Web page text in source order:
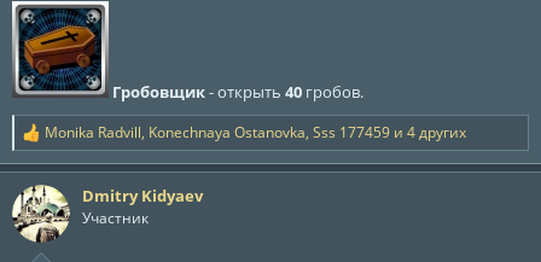
Гробовщик- открыть 40 гробов.
Р
е
а
к
ц
и
Monika Radvill, Konechnaya Ostanovka, Sss 177459 и 4 других
Dmitry Kidyaev
Участник